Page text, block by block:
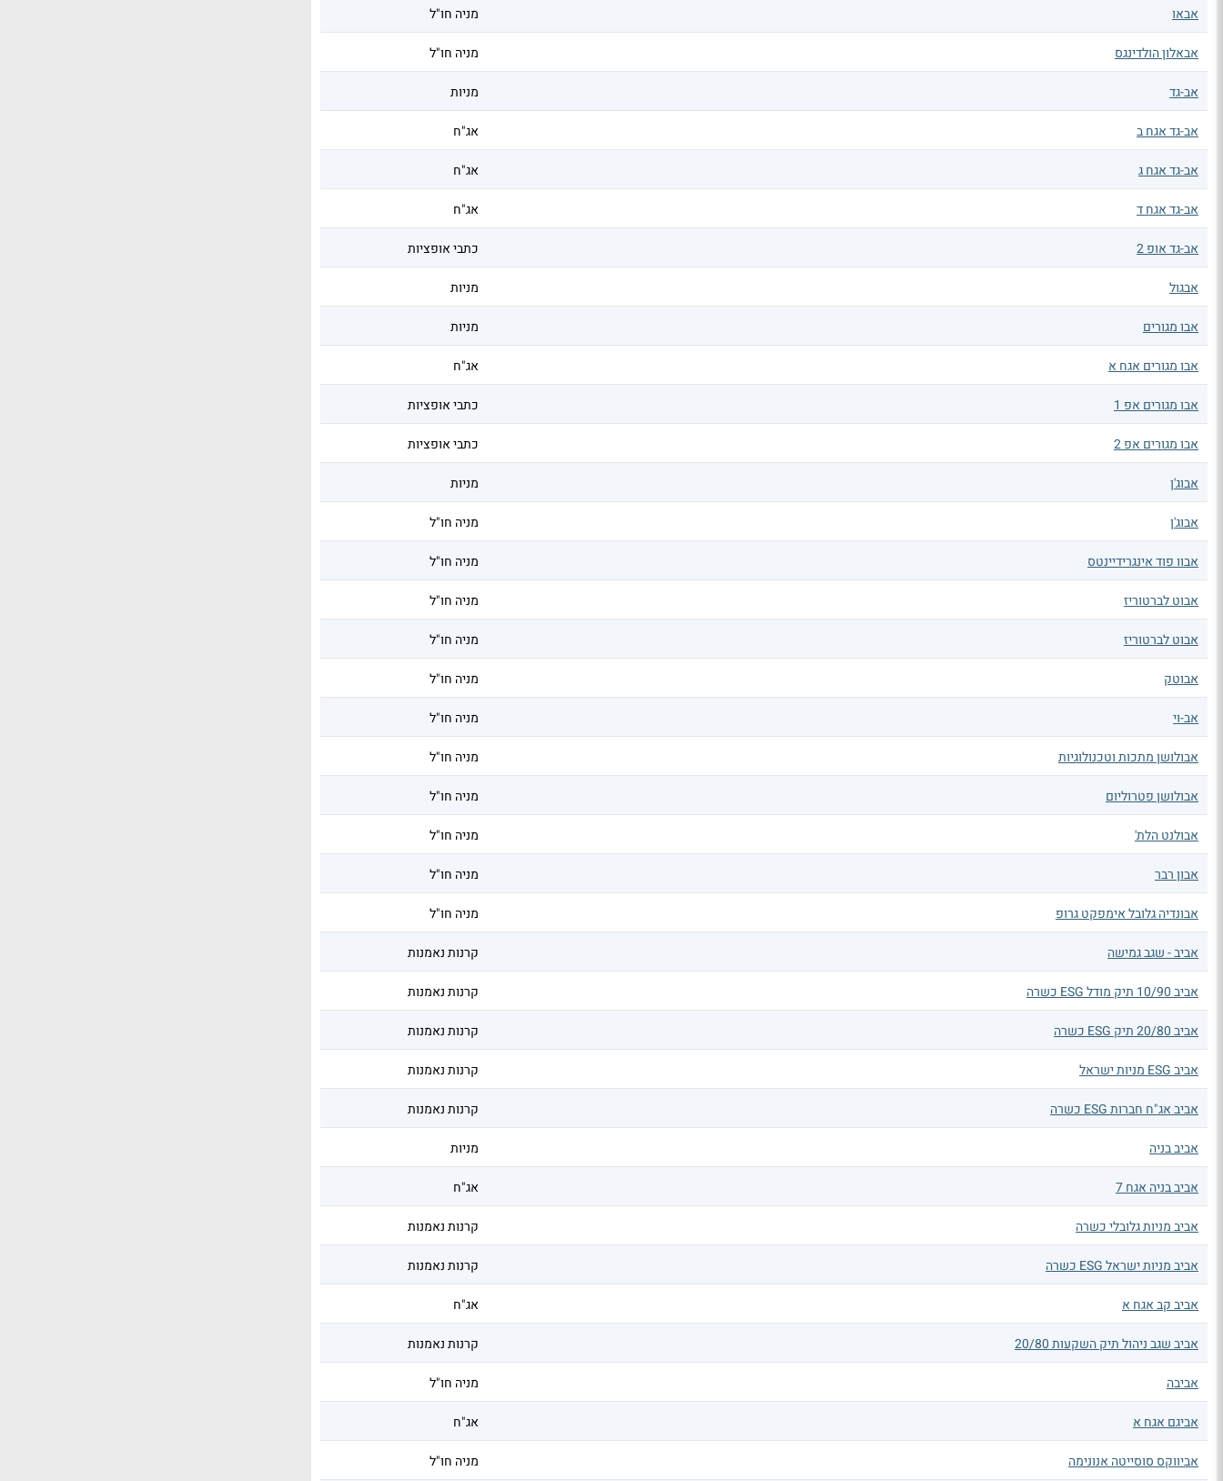
אבאו מניה חו"ל
אבאלון הולדינגס מניה חו"ל
אב-גד מניות
אב-גד אגח ב אג"ח
אב-גד אגח ג אג"ח
אב-גד אגח ד אג"ח
אב-גד אופ 2 כתבי אופציות
אבגול מניות
אבו מגורים מניות
אבו מגורים אגח א אג"ח
אבו מגורים אפ 1 כתבי אופציות
אבו מגורים אפ 2 כתבי אופציות
אבוג'ן מניות
אבוג'ן מניה חו"ל
אבוו פוד אינגרידיינטס מניה חו"ל
אבוט לברטוריז מניה חו"ל
אבוט לברטוריז מניה חו"ל
אבוטק מניה חו"ל
אב-וי מניה חו"ל
אבולושן מתכות וטכנולוגיות מניה חו"ל
אבולושן פטרוליום מניה חו"ל
אבולנט הלת' מניה חו"ל
אבון רבר מניה חו"ל
אבונדיה גלובל אימפקט גרופ מניה חו"ל
אביב - שגב גמישה קרנות נאמנות
אביב 10/90 תיק מודל ESG כשרה קרנות נאמנות
אביב 20/80 תיק ESG כשרה קרנות נאמנות
אביב ESG מניות ישראל קרנות נאמנות
אביב אג"ח חברות ESG כשרה קרנות נאמנות
אביב בניה מניות
אביב בניה אגח 7 אג"ח
אביב מניות גלובלי כשרה קרנות נאמנות
אביב מניות ישראל ESG כשרה קרנות נאמנות
אביב קב אגח א אג"ח
אביב שגב ניהול תיק השקעות 20/80 קרנות נאמנות
אביבה מניה חו"ל
אביגם אגח א אג"ח
אביווקס סוסייטה אנונימה מניה חו"ל